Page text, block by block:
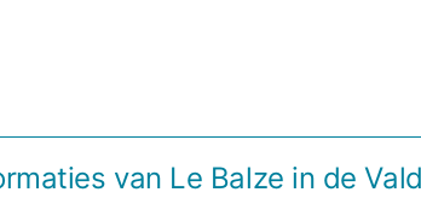
van Le Balze in de